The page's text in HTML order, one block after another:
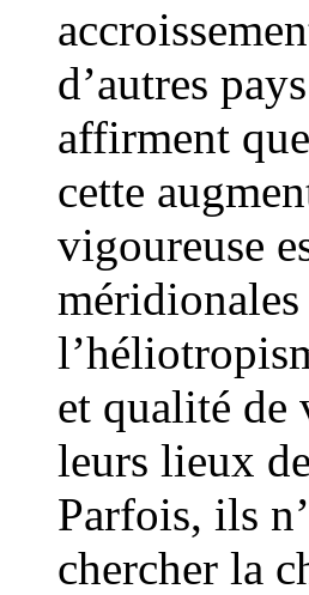
d’autres
affirment
cette
vigoureuse
méridionales
et qualité de
leurs lieux
Parfois, ils
chercher la